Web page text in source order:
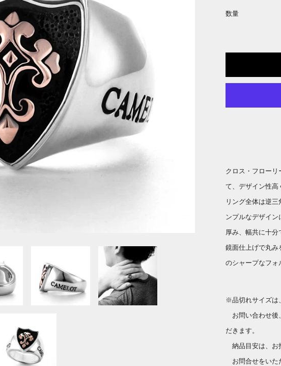
数量
クロス・フロー
て、デザイン性高
リング全体は逆
ンプルなデザイン
厚み、幅共に十分
鏡面仕上げで丸み
のシャープなフォ
※品切れサイズは
お問い合わせ後
だきます。
納品目安は、お
お問合せをいた